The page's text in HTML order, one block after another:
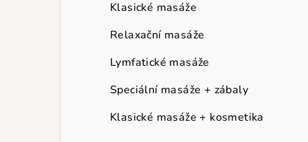
Klasické masáže
Relaxační masáže
Lymfatické masáže
Speciální masáže + zábaly
Klasické masáže + kosmetika